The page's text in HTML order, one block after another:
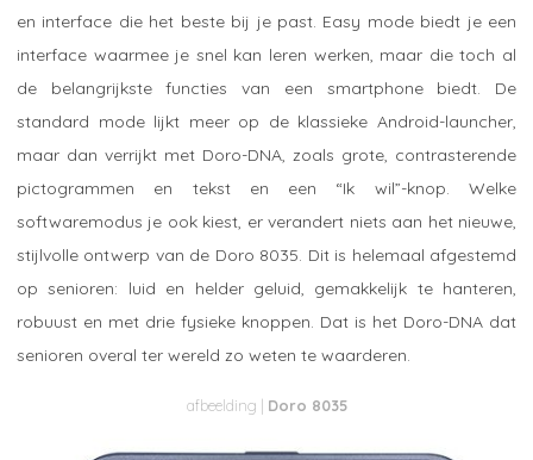
en interface die het beste bij je past. Easy mode biedt je een
interface waarmee je snel kan leren werken, maar die toch al
de belangrijkste functies van een smartphone biedt. De
standard mode lijkt meer op de klassieke Android-launcher,
maar dan verrijkt met Doro-DNA, zoals grote, contrasterende
pictogrammen en tekst en een “Ik wil”-knop. Welke
softwaremodus je ook kiest, er verandert niets aan het nieuwe,
stijlvolle ontwerp van de Doro 8035. Dit is helemaal afgestemd
op senioren: luid en helder geluid, gemakkelijk te hanteren,
robuust en met drie fysieke knoppen. Dat is het Doro-DNA dat
senioren overal ter wereld zo weten te waarderen.
Doro 8035